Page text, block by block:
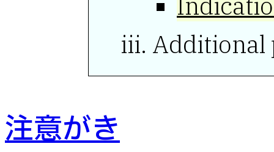
Additional
注意がき